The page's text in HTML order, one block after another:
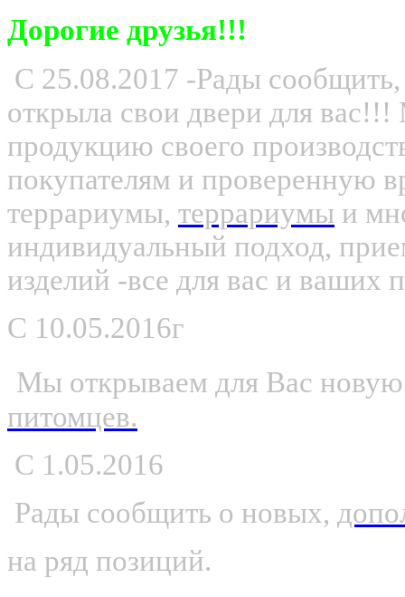
Дорогие друзья!!!
С 25.08.2017 -Рады
открыла свои двери для
продукцию своего
покупателям и проверенную
террариумы, террариумы и
индивидуальный подход,
изделий -все для вас и ваших
С 10.05.2016г
Мы открываем для Вас
питомцев.
С 1.05.2016
Рады сообщить о новых,
на ряд позиций.